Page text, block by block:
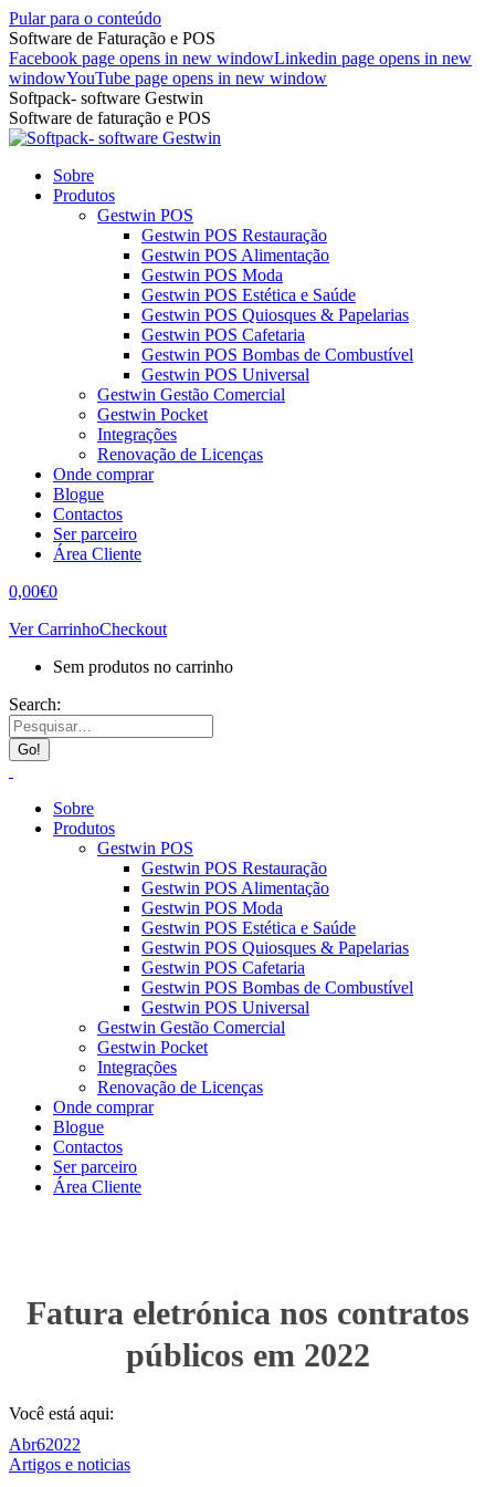
Pular para o conteúdo
Software de Faturação e POS
Facebook page opens in new windowLinkedin page opens in new
windowYouTube page opens in new window
Softpack- software Gestwin
Software de faturação e POS
Sobre
Produtos
Gestwin POS
Gestwin POS Restauração
Gestwin POS Alimentação
Gestwin POS Moda
Gestwin POS Estética e Saúde
Gestwin POS Quiosques & Papelarias
Gestwin POS Cafetaria
Gestwin POS Bombas de Combustível
Gestwin POS Universal
Gestwin Gestão Comercial
Gestwin Pocket
Integrações
Renovação de Licenças
Onde comprar
Blogue
Contactos
Ser parceiro
Área Cliente
0,00€0
Ver CarrinhoCheckout
Sem produtos no carrinho
Search:
Sobre
Produtos
Gestwin POS
Gestwin POS Restauração
Gestwin POS Alimentação
Gestwin POS Moda
Gestwin POS Estética e Saúde
Gestwin POS Quiosques & Papelarias
Gestwin POS Cafetaria
Gestwin POS Bombas de Combustível
Gestwin POS Universal
Gestwin Gestão Comercial
Gestwin Pocket
Integrações
Renovação de Licenças
Onde comprar
Blogue
Contactos
Ser parceiro
Área Cliente
Fatura eletrónica nos contratos
públicos em 2022
Você está aqui:
Abr62022
Artigos e noticias